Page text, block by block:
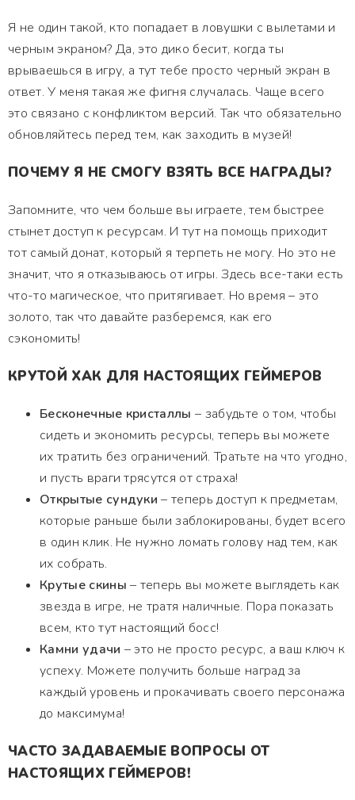
Я не один такой, кто попадает в ловушки с вылетами и
черным экраном? Да, это дико бесит, когда ты
врываешься в игру, а тут тебе просто черный экран в
ответ. У меня такая же фигня случалась. Чаще всего
это связано с конфликтом версий. Так что обязательно
обновляйтесь перед тем, как заходить в музей!
ПОЧЕМУ Я НЕ СМОГУ ВЗЯТЬ ВСЕ НАГРАДЫ?
Запомните, что чем больше вы играете, тем быстрее
стынет доступ к ресурсам. И тут на помощь приходит
тот самый донат, который я терпеть не могу. Но это не
значит, что я отказываюсь от игры. Здесь все-таки есть
что-то магическое, что притягивает. Но время – это
золото, так что давайте разберемся, как его
сэкономить!
КРУТОЙ ХАК ДЛЯ НАСТОЯЩИХ ГЕЙМЕРОВ
Бесконечные кристаллы – забудьте о том, чтобы
сидеть и экономить ресурсы, теперь вы можете
их тратить без ограничений. Тратьте на что угодно,
и пусть враги трясутся от страха!
Открытые сундуки – теперь доступ к предметам,
которые раньше были заблокированы, будет всего
в один клик. Не нужно ломать голову над тем, как
их собрать.
Крутые скины – теперь вы можете выглядеть как
звезда в игре, не тратя наличные. Пора показать
всем, кто тут настоящий босс!
Камни удачи – это не просто ресурс, а ваш ключ к
успеху. Можете получить больше наград за
каждый уровень и прокачивать своего персонажа
до максимума!
ЧАСТО ЗАДАВАЕМЫЕ ВОПРОСЫ ОТ
НАСТОЯЩИХ ГЕЙМЕРОВ!